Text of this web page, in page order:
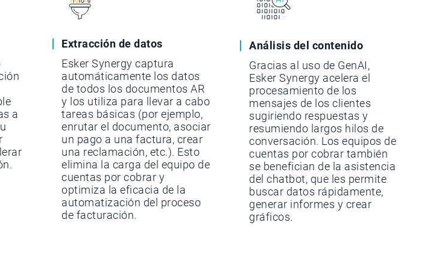
a
Extracción de datos
Esker Synergy captura
automáticamente los datos
de todos los documentos AR
y los utiliza para llevar a cabo
tareas básicas (por ejemplo,
enrutar el documento, asociar
un pago a una factura, crear
una reclamación, etc.). Esto
elimina la carga del equipo de
cuentas por cobrar y
optimiza la eficacia de la
automatización del proceso
de facturación.
Análisis del contenido
Gracias al uso de GenAI,
Esker Synergy acelera el
procesamiento de los
mensajes de los clientes
sugiriendo respuestas y
resumiendo largos hilos de
conversación. Los equipos de
cuentas por cobrar también
se benefician de la asistencia
del chatbot, que les permite
buscar datos rápidamente,
generar informes y crear
gráficos.